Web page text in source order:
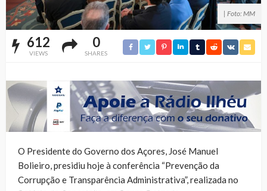
| Foto: MM
612
VIEWS
0
SHARES
O Presidente do Governo dos Açores, José Manuel
Bolieiro, presidiu hoje à conferência “Prevenção da
Corrupção e Transparência Administrativa”, realizada no